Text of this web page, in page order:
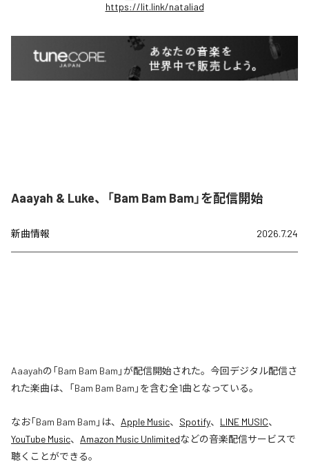
https://lit.link/nataliad
Aaayah & Luke、「Bam Bam Bam」を配信開始
新曲情報 2026.7.24
Aaayahの「Bam Bam Bam」が配信開始された。今回デジタル配信さ
れた楽曲は、「Bam Bam Bam」を含む全1曲となっている。
なお「Bam Bam Bam 」は、 Apple Music、 Spotify、 LINE MUSIC、
YouTube Music、 Amazon Music Unlimitedなどの音楽配信サービスで
聴くことができる。